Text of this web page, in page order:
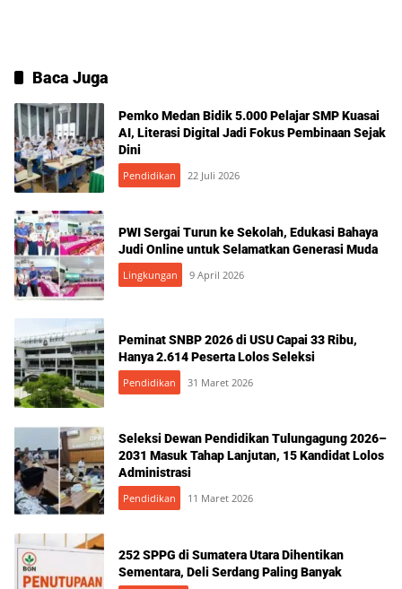
Baca Juga
Pemko Medan Bidik 5.000 Pelajar SMP Kuasai
AI, Literasi Digital Jadi Fokus Pembinaan Sejak
Dini
Pendidikan 22 Juli 2026
PWI Sergai Turun ke Sekolah, Edukasi Bahaya
Judi Online untuk Selamatkan Generasi Muda
Lingkungan 9 April 2026
Peminat SNBP 2026 di USU Capai 33 Ribu,
Hanya 2.614 Peserta Lolos Seleksi
Pendidikan 31 Maret 2026
Seleksi Dewan Pendidikan Tulungagung 2026–
2031 Masuk Tahap Lanjutan, 15 Kandidat Lolos
Administrasi
Pendidikan 11 Maret 2026
252 SPPG di Sumatera Utara Dihentikan
Sementara, Deli Serdang Paling Banyak